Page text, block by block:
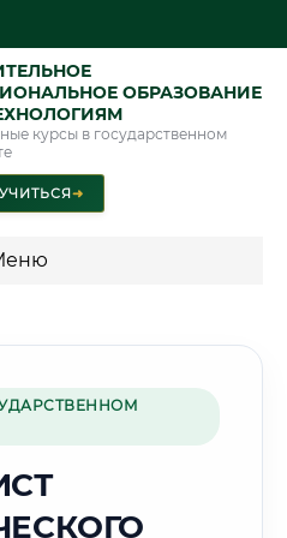
ОБРАЗОВАНИЕ
курсы в государственном
➜
🏭